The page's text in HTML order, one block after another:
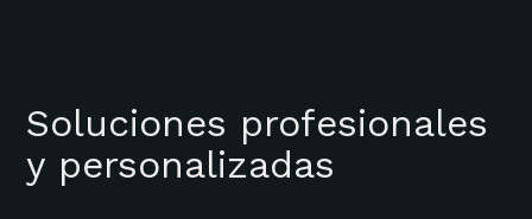
Soluciones profesionales
y personalizadas